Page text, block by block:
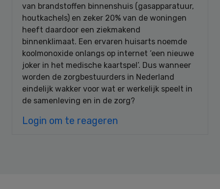
van brandstoffen binnenshuis (gasapparatuur,
houtkachels) en zeker 20% van de woningen
heeft daardoor een ziekmakend
binnenklimaat. Een ervaren huisarts noemde
koolmonoxide onlangs op internet ‘een nieuwe
joker in het medische kaartspel’. Dus wanneer
worden de zorgbestuurders in Nederland
eindelijk wakker voor wat er werkelijk speelt in
de samenleving en in de zorg?
Login om te reageren